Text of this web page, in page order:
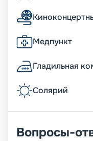
Медпункт
Гладильная
Солярий
Вопросы-